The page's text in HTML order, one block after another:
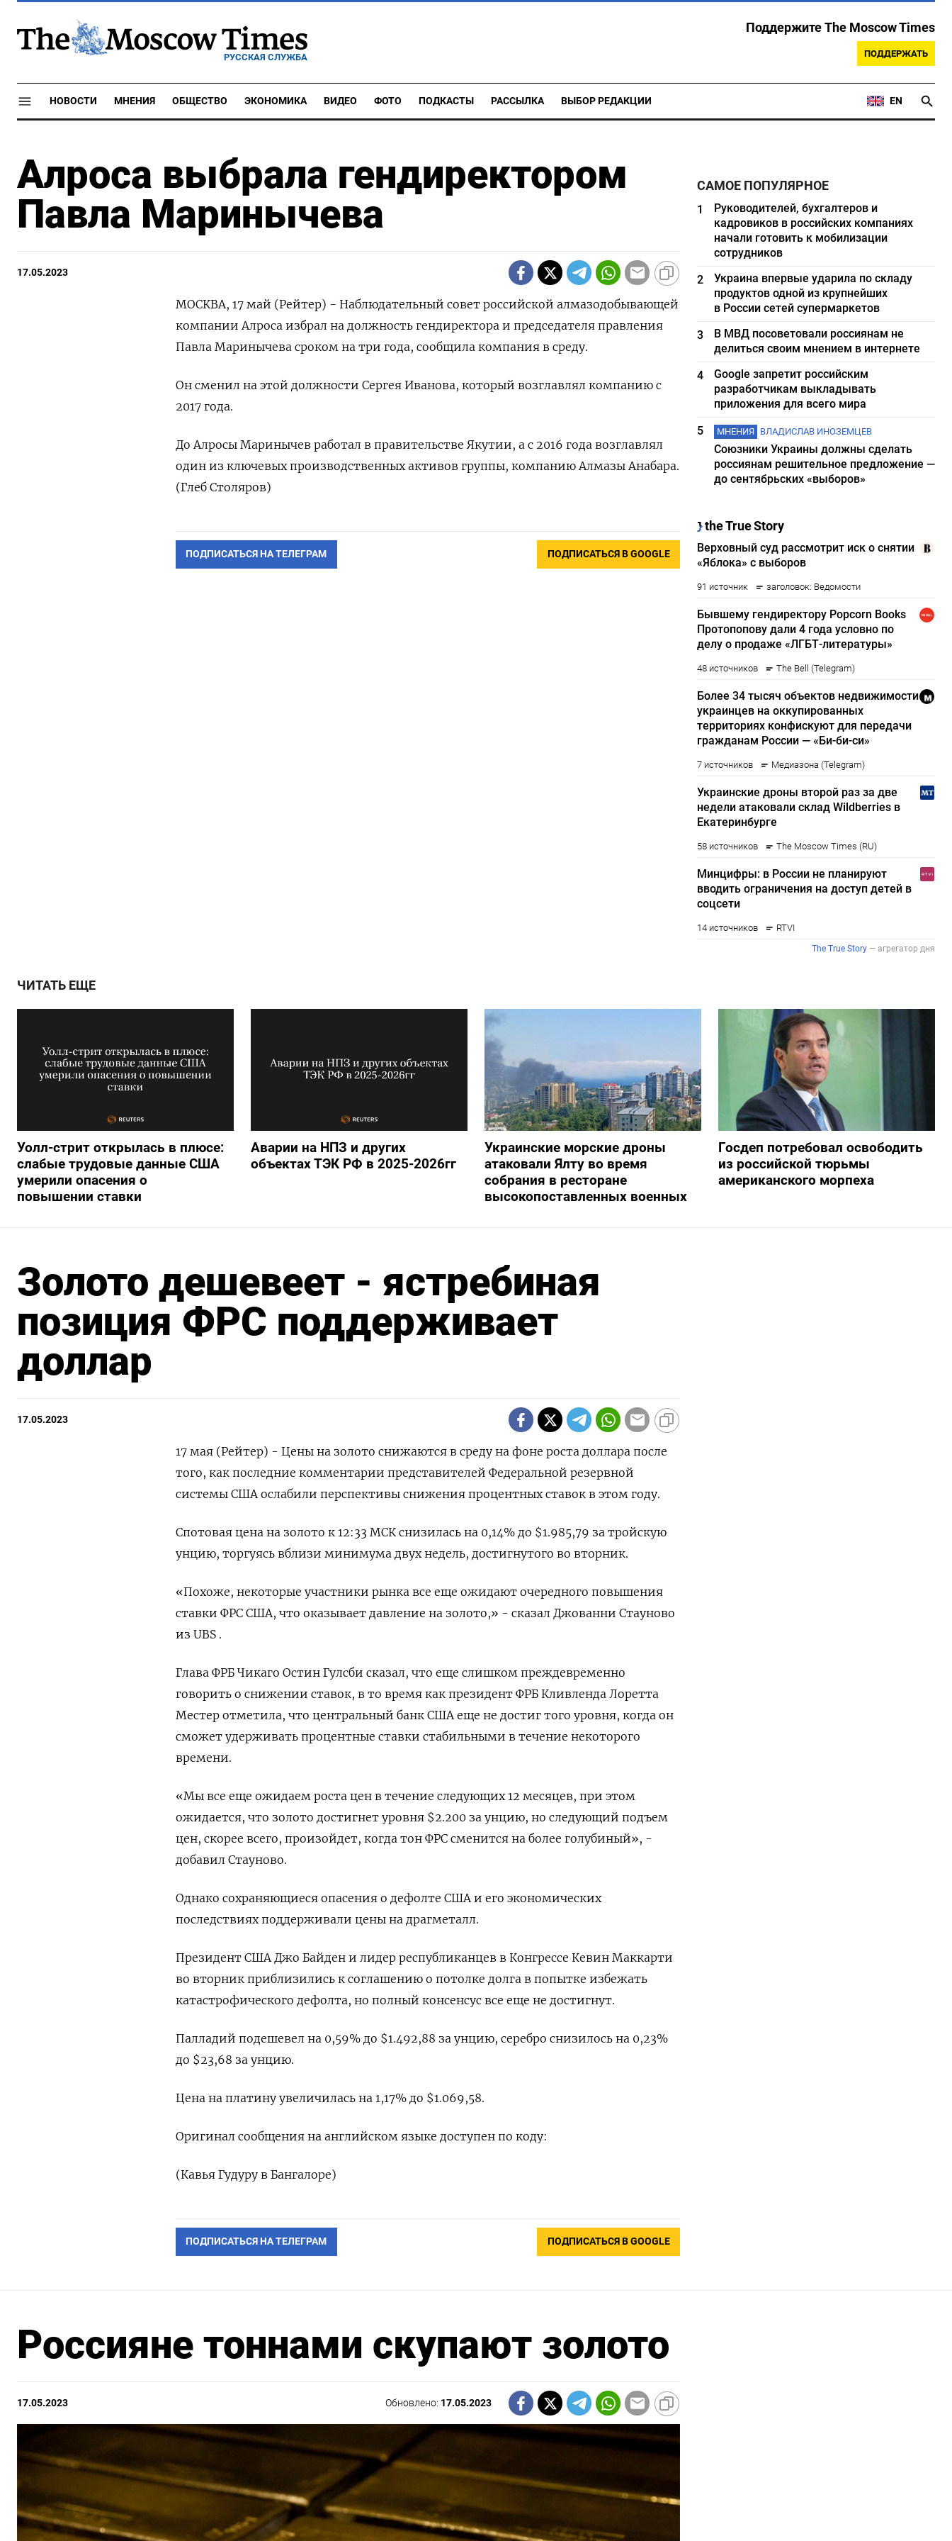
РУССКАЯ СЛУЖБА
Поддержите The Moscow Times
ПОДДЕРЖАТЬ
НОВОСТИ МНЕНИЯ ОБЩЕСТВО ЭКОНОМИКА ВИДЕО ФОТО ПОДКАСТЫ РАССЫЛКА ВЫБОР РЕДАКЦИИ EN
Алроса выбрала гендиректором
Павла Маринычева
17.05.2023
МОСКВА, 17 май (Рейтер) - Наблюдательный совет российской алмазодобывающей
компании Алроса избрал на должность гендиректора и председателя правления
Павла Маринычева сроком на три года, сообщила компания в среду.
Он сменил на этой должности Сергея Иванова, который возглавлял компанию с
2017 года.
До Алросы Маринычев работал в правительстве Якутии, а с 2016 года возглавлял
один из ключевых производственных активов группы, компанию Алмазы Анабара.
(Глеб Столяров)
ПОДПИСАТЬСЯ НА ТЕЛЕГРАМ ПОДПИСАТЬСЯ В GOOGLE
САМОЕ ПОПУЛЯРНОЕ
1
Руководителей, бухгалтеров и
кадровиков в российских компаниях
начали готовить к мобилизации
сотрудников
2
Украина впервые ударила по складу
продуктов одной из крупнейших
в России сетей супермаркетов
3
В МВД посоветовали россиянам не
делиться своим мнением в интернете
4
Google запретит российским
разработчикам выкладывать
приложения для всего мира
5
МНЕНИЯ ВЛАДИСЛАВ ИНОЗЕМЦЕВ
Союзники Украины должны сделать
россиянам решительное предложение —
до сентябрьских «выборов»
ЧИТАТЬ ЕЩЕ
Уолл-стрит открылась в плюсе:
слабые трудовые данные США
умерили опасения о
повышении ставки
Аварии на НПЗ и других
объектах ТЭК РФ в 2025-2026гг
Украинские морские дроны
атаковали Ялту во время
собрания в ресторане
высокопоставленных военных
Госдеп потребовал освободить
из российской тюрьмы
американского морпеха
Золото дешевеет - ястребиная
позиция ФРС поддерживает
доллар
17.05.2023
17 мая (Рейтер) - Цены на золото снижаются в среду на фоне роста доллара после
того, как последние комментарии представителей Федеральной резервной
системы США ослабили перспективы снижения процентных ставок в этом году.
Спотовая цена на золото к 12:33 МСК снизилась на 0,14% до $1.985,79​ за тройскую
унцию, торгуясь вблизи минимума двух недель, достигнутого во вторник.
«Похоже, некоторые участники рынка все еще ожидают очередного повышения
ставки ФРС США, что оказывает давление на золото,» - сказал Джованни Стауново
из UBS .
Глава ФРБ Чикаго Остин Гулсби сказал, что еще слишком преждевременно
говорить о снижении ставок, в то время как президент ФРБ Кливленда Лоретта
Местер отметила, что центральный банк США еще не достиг того уровня, когда он
сможет удерживать процентные ставки стабильными в течение некоторого
времени.
«Мы все еще ожидаем роста цен в течение следующих 12 месяцев, при этом
ожидается, что золото достигнет уровня $2.200 за унцию, но следующий подъем
цен, скорее всего, произойдет, когда тон ФРС сменится на более голубиный», -
добавил Стауново.
Однако сохраняющиеся опасения о дефолте США и его экономических
последствиях поддерживали цены на драгметалл.
Президент США Джо Байден и лидер республиканцев в Конгрессе Кевин Маккарти
во вторник приблизились к соглашению о потолке долга в попытке избежать
катастрофического дефолта, но полный консенсус все еще не достигнут.
Палладий подешевел на 0,59% до $1.492,88​​ за унцию, серебро снизилось на 0,23%
до $23,68​ за унцию.
Цена на платину увеличилась на 1,17% до $1.069,58.
Оригинал сообщения на английском языке доступен по коду:
(Кавья Гудуру в Бангалоре)
ПОДПИСАТЬСЯ НА ТЕЛЕГРАМ ПОДПИСАТЬСЯ В GOOGLE
Россияне тоннами скупают золото
17.05.2023 Обновлено: 17.05.2023